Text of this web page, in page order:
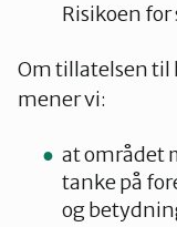
Risikoen for
Om tillatelsen til
mener vi:
at området
tanke på
og